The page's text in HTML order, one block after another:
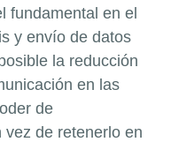
fundamental en el
y envío de datos
la reducción
en las
de
de retenerlo en